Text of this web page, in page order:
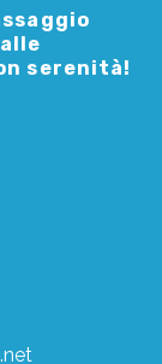
serenità!